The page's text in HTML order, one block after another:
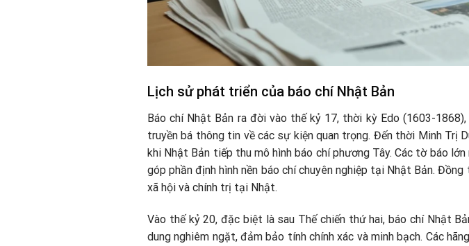
Lịch sử phát triển của báo chí Nhật Bản
Báo chí Nhật Bản ra đời vào thế kỷ 17, thời kỳ Edo (1603-
truyền bá thông tin về các sự kiện quan trọng. Đến thời Minh Trị
khi Nhật Bản tiếp thu mô hình báo chí phương Tây. Các tờ báo
góp phần định hình nền báo chí chuyên nghiệp tại Nhật Bản.
xã hội và chính trị tại Nhật.
Vào thế kỷ 20, đặc biệt là sau Thế chiến thứ hai, báo chí Nhật
dung nghiêm ngặt, đảm bảo tính chính xác và minh bạch. Các